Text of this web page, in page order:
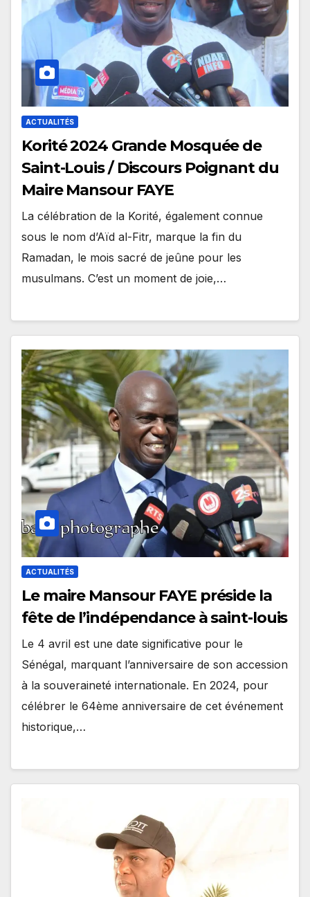
ACTUALITÉS
Korité 2024 Grande Mosquée de
Saint-Louis / Discours Poignant du
Maire Mansour FAYE
La célébration de la Korité, également connue
sous le nom d’Aïd al-Fitr, marque la fin du
Ramadan, le mois sacré de jeûne pour les
musulmans. C’est un moment de joie,…
ACTUALITÉS
Le maire Mansour FAYE préside la
fête de l’indépendance à saint-louis
Le 4 avril est une date significative pour le
Sénégal, marquant l’anniversaire de son accession
à la souveraineté internationale. En 2024, pour
célébrer le 64ème anniversaire de cet événement
historique,…